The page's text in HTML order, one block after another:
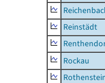
Reinstädt
Rockau